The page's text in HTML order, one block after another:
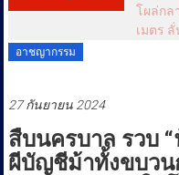
ทุกข์
เคียง
ประชาชน
โผล่กล
เมตร
อาชญากรรม
27 กันยายน 2024
สืบนครบาล รวบ
ผีบัญชีม้าทั้งขบวน